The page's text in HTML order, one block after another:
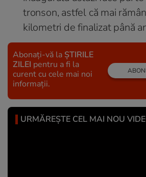
tronson, astfel că mai
kilometri de finalizat până
Abonați-vă la ȘTIRILE
ZILEI pentru a fi la
curent cu cele mai noi
informații.
URMĂREȘTE CEL MAI NOU